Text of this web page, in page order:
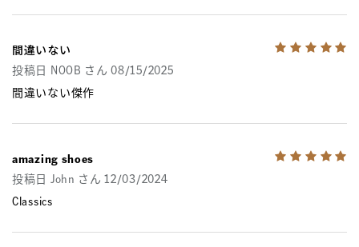
間違いない
投稿日 NOOB さん 08/15/2025
間違いない傑作
amazing shoes
投稿日 John さん 12/03/2024
Classics